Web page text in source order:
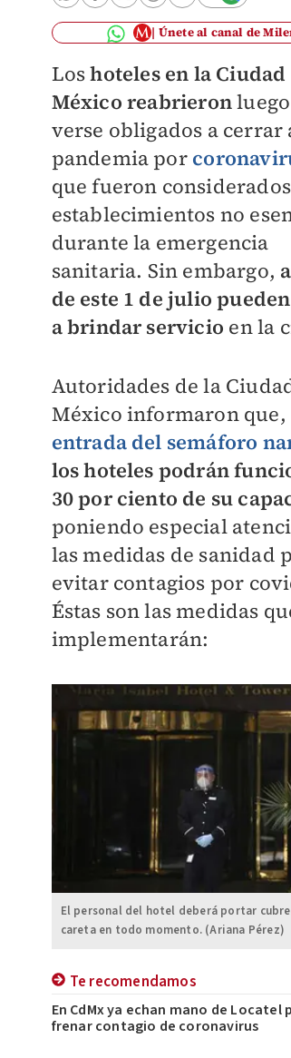
Únete al canal de
Loshoteles en la Ciudad
México reabrieron
verse obligados a cerrar
pandemia por
que fueron
establecimientos no
durante la emergencia
sanitaria. Sin embargo,
de este 1 de julio
a brindar servicio en la
Autoridades de la
México informaron que,
entrada del semáforo
los hoteles podrán
30 por ciento de su
poniendo especial
las medidas de sanidad
evitar contagios por
Éstas son las medidas
implementarán:
El personal del hotel deberá portar
careta en todo momento. (Ariana Pérez)
Te recomendamos
En CdMx ya echan mano de Locatel
frenar contagio de coronavirus